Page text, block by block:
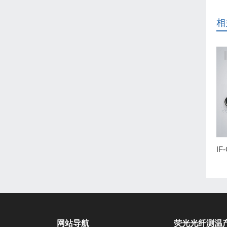
网站导航 荧光光纤测温